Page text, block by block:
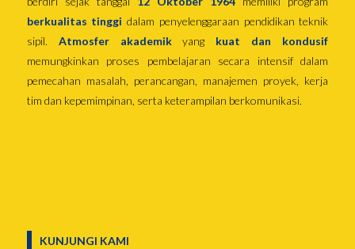
berkualitas tinggi dalam penyelenggaraan pendidikan teknik
sipil. Atmosfer akademikyang kuat dan kondusif
memungkinkan proses pembelajaran secara intensif dalam
pemecahan masalah, perancangan, manajemen proyek, kerja
tim dan kepemimpinan, serta keterampilan berkomunikasi.
KUNJUNGI KAMI